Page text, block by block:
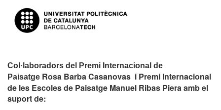
Col·laboradors del Premi Internacional de
Paisatge Rosa Barba Casanovas i Premi Internacional
de les Escoles de Paisatge Manuel Ribas Piera amb el
suport de: